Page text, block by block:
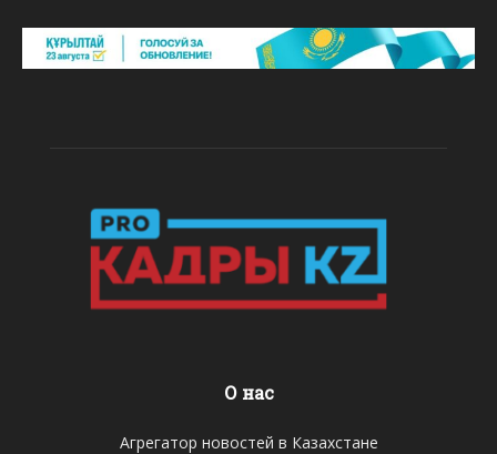
О нас
Агрегатор новостей в Казахстане